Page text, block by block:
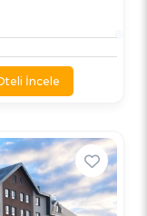
İncele